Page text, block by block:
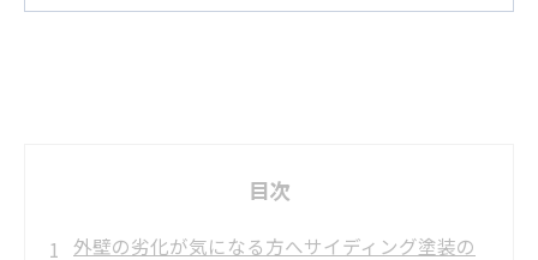
目次
外壁の劣化が気になる方へサイディング塗装の